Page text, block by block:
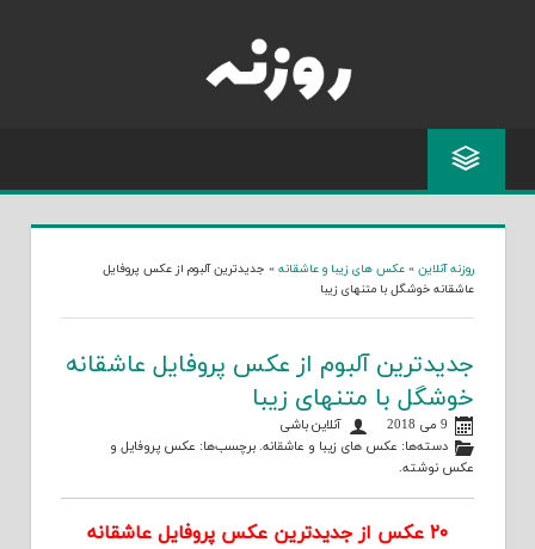
روزنه آنلاین » عکس های زیبا و عاشقانه » جدیدترین آلبوم از عکس پروفایل
عاشقانه خوشگل با متنهای زیبا
جدیدترین آلبوم از عکس پروفایل عاشقانه
خوشگل با متنهای زیبا
9 می 2018
آنلاین باشی
دسته‌ها: عکس های زیبا و عاشقانه. برچسب‌ها: عکس پروفایل و
عکس نوشته.
۲۰ عکس از جدیدترین عکس پروفایل عاشقانه